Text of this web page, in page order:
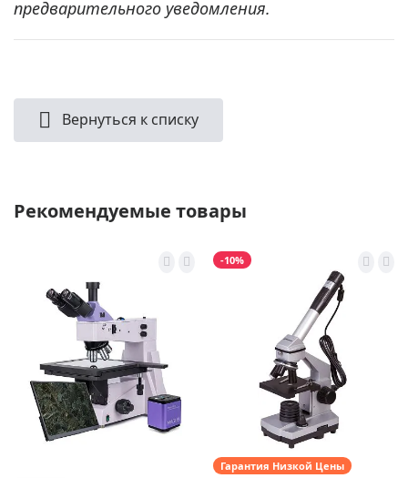
предварительного уведомления.
Вернуться к списку
Рекомендуемые товары
-10%
Гарантия Низкой Цены